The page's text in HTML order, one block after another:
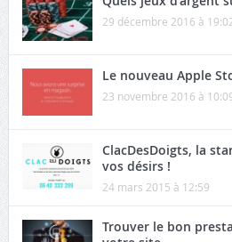
29 décembre 2016 à
Le nouveau Apple
23 novembre 2016 à
ClacDesDoigts, la
vos désirs !
24 mars 2015 à 12:59
Trouver le bon
votre site